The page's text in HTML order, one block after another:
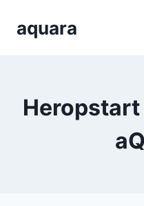
aquara
Heropstart